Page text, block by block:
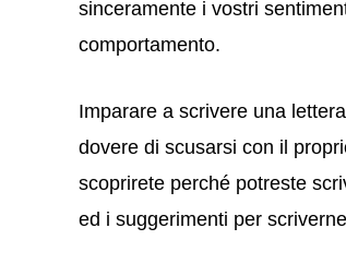
sinceramente i vostri
comportamento.
Imparare a scrivere una
dovere di scusarsi con il
scoprirete perché potreste
ed i suggerimenti per